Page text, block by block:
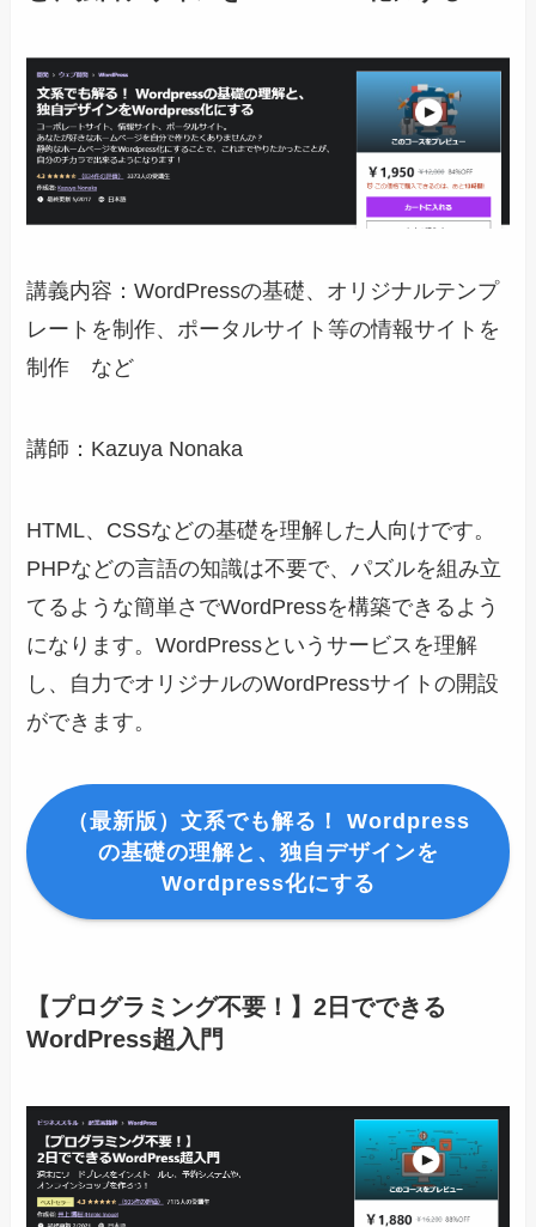
講義内容：WordPressの基礎、オリジナルテンプ
レートを制作、ポータルサイト等の情報サイトを
制作 など
講師：Kazuya Nonaka
HTML、CSSなどの基礎を理解した人向けです。
PHPなどの言語の知識は不要で、パズルを組み立
てるような簡単さでWordPressを構築できるよう
になります。WordPressというサービスを理解
し、自力でオリジナルのWordPressサイトの開設
ができます。
（最新版）文系でも解る！ Wordpress
の基礎の理解と、独自デザインを
Wordpress化にする
【プログラミング不要！】2日でできる
WordPress超入門